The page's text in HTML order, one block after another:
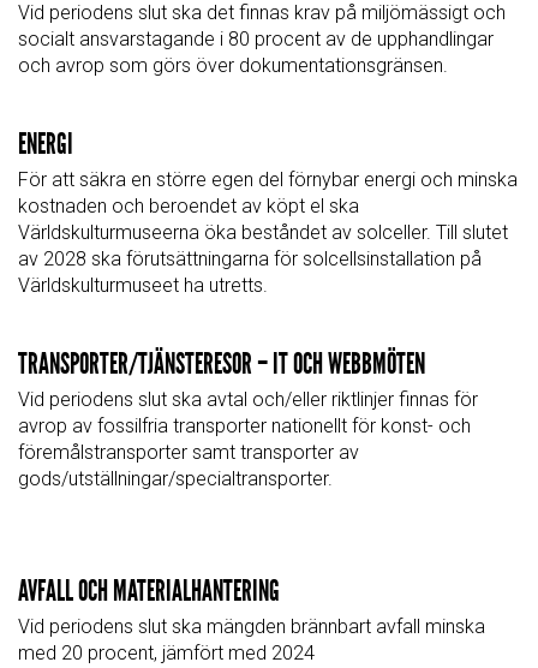
Vid periodens slut ska det finnas krav på miljömässigt och
socialt ansvarstagande i 80 procent av de upphandlingar
och avrop som görs över dokumentationsgränsen.
ENERGI
För att säkra en större egen del förnybar energi och minska
kostnaden och beroendet av köpt el ska
Världskulturmuseerna öka beståndet av solceller. Till slutet
av 2028 ska förutsättningarna för solcellsinstallation på
Världskulturmuseet ha utretts.
TRANSPORTER/TJÄNSTERESOR – IT OCH WEBBMÖTEN
Vid periodens slut ska avtal och/eller riktlinjer finnas för
avrop av fossilfria transporter nationellt för konst- och
föremålstransporter samt transporter av
gods/utställningar/specialtransporter.
AVFALL OCH MATERIALHANTERING
Vid periodens slut ska mängden brännbart avfall minska
med 20 procent, jämfört med 2024